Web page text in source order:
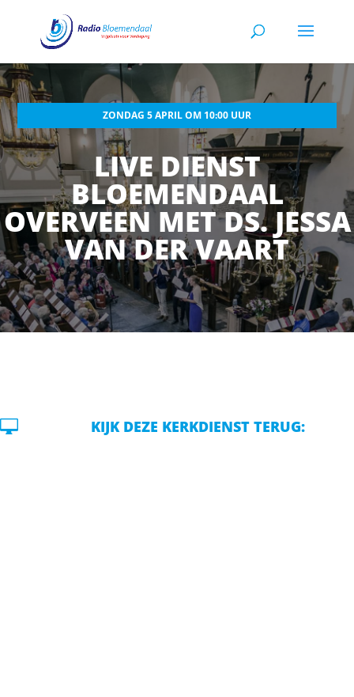
ZONDAG 5 APRIL OM 10:00 UUR
LIVE DIENST
BLOEMENDAAL
OVERVEEN MET DS. JESSA
VAN DER VAART
 KIJK DEZE KERKDIENST TERUG: